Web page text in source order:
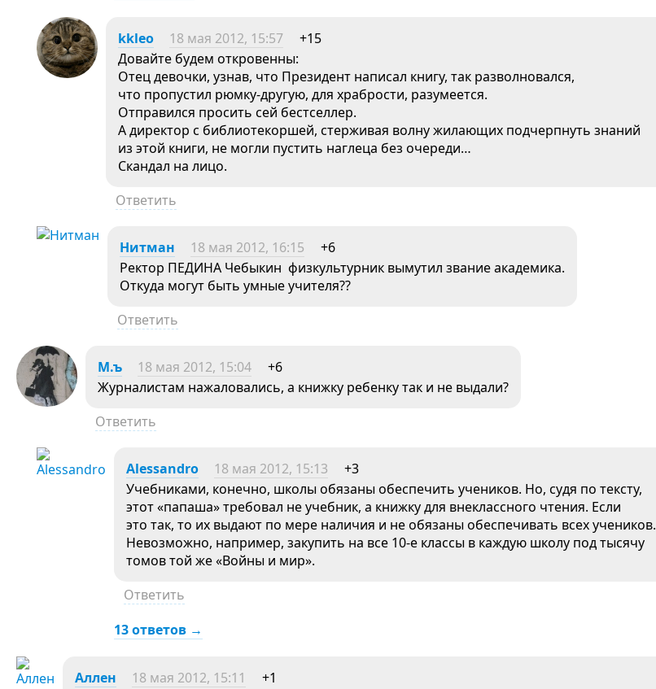
kkleo 18 мая 2012, 15:57
+15
Довайте будем откровенны:
Отец девочки, узнав, что Президент написал книгу, так разволновался,
что пропустил рюмку-другую, для храбрости, разумеется.
Отправился просить сей бестселлер.
А директор с библиотекоршей, стерживая волну жилающих подчерпнуть знаний
из этой книги, не могли пустить наглеца без очереди…
Скандал на лицо.
Ответить
Нитман 18 мая 2012, 16:15
+6
Ректор ПЕДИНА Чебыкин физкультурник вымутил звание академика.
Откуда могут быть умные учителя??
Ответить
М.ъ 18 мая 2012, 15:04
+6
Журналистам нажаловались, а книжку ребенку так и не выдали?
Ответить
Alessandro 18 мая 2012, 15:13
+3
Учебниками, конечно, школы обязаны обеспечить учеников. Но, судя по тексту,
этот «папаша» требовал не учебник, а книжку для внеклассного чтения. Если
это так, то их выдают по мере наличия и не обязаны обеспечивать всех учеников.
Невозможно, например, закупить на все 10-е классы в каждую школу под тысячу
томов той же «Войны и мир».
Ответить
13 ответов →
Аллен 18 мая 2012, 15:11
+1